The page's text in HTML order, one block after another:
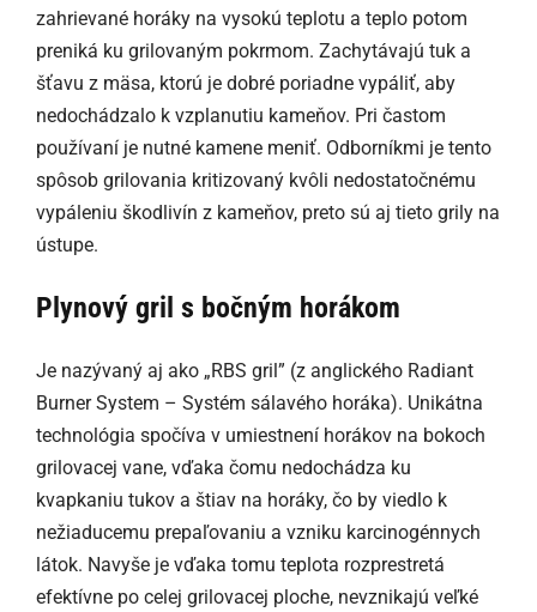
zahrievané horáky na vysokú teplotu a teplo potom
preniká ku grilovaným pokrmom. Zachytávajú tuk a
šťavu z mäsa, ktorú je dobré poriadne vypáliť, aby
nedochádzalo k vzplanutiu kameňov. Pri častom
používaní je nutné kamene meniť. Odborníkmi je tento
spôsob grilovania kritizovaný kvôli nedostatočnému
vypáleniu škodlivín z kameňov, preto sú aj tieto grily na
ústupe.
Plynový gril s bočným horákom
Je nazývaný aj ako „RBS gril” (z anglického Radiant
Burner System – Systém sálavého horáka). Unikátna
technológia spočíva v umiestnení horákov na bokoch
grilovacej vane, vďaka čomu nedochádza ku
kvapkaniu tukov a štiav na horáky, čo by viedlo k
nežiaducemu prepaľovaniu a vzniku karcinogénnych
látok. Navyše je vďaka tomu teplota rozprestretá
efektívne po celej grilovacej ploche, nevznikajú veľké